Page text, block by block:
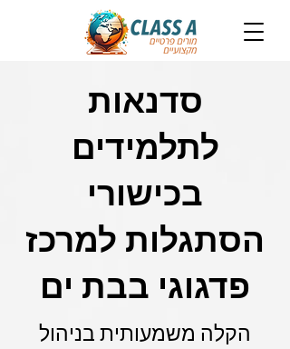
סדנאות
לתלמידים
בכישורי
הסתגלות למרכז
פדגוגי בבת ים
הקלה משמעותית בניהול